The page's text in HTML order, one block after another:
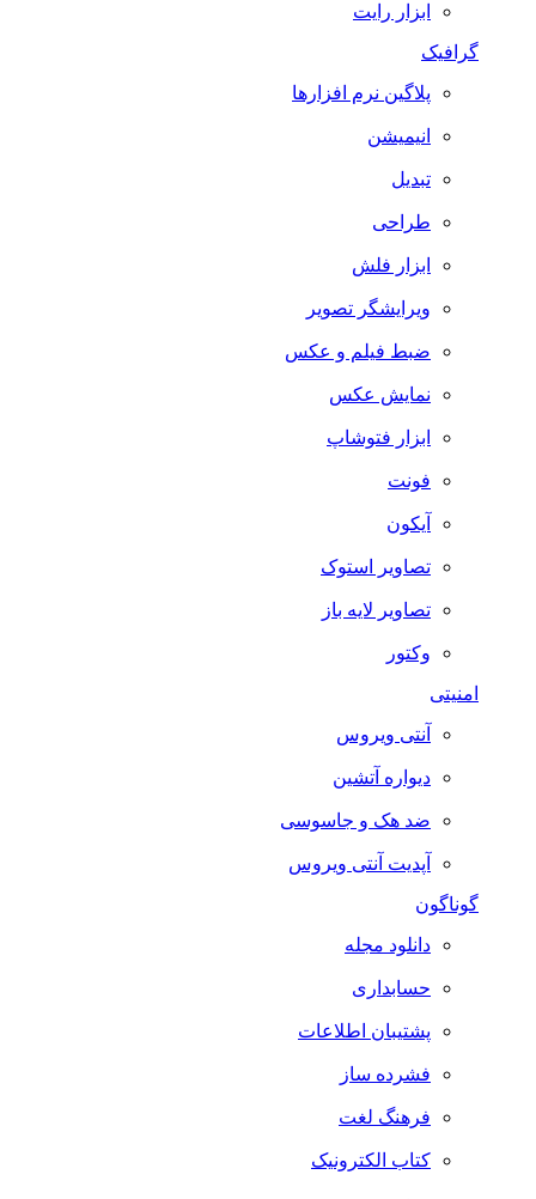
ابزار رایت
گرافیک
پلاگین نرم افزارها
انیمیشن
تبدیل
طراحی
ابزار فلش
ویرایشگر تصویر
ضبط فيلم و عكس
نمایش عکس
ابزار فتوشاپ
فونت
آیکون
تصاویر استوک
تصاویر لایه باز
وکتور
امنیتی
آنتی ویروس
دیواره آتشین
ضد هک و جاسوسی
آپدیت آنتی ویروس
گوناگون
دانلود مجله
حسابداری
پشتیبان اطلاعات
فشرده ساز
فرهنگ لغت
کتاب الکترونیک